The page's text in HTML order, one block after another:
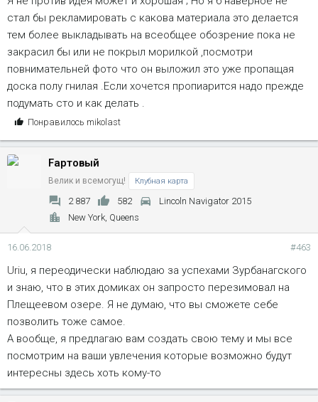
стал бы рекламировать с какова материала это делается
тем более выкладывать на всеобщее обозрение пока не
закрасил бы или не покрыл морилкой ,посмотри
повнимательней фото что он выложил это уже пропащая
доска полу гнилая .Если хочется пропиарится надо прежде
подумать сто и как делать .
С
м
Понравилось mikolast
Fартовый
Велик и всемогущ! Клубная карта
2 887 582
Lincoln Navigator 2015
New York, Queens
16.06.2018 #463
Uriu, я переодически наблюдаю за успехами Зурбанагского
и знаю, что в этих домиках он запросто перезимовал на
Плещеевом озере. Я не думаю, что вы сможете себе
позволить тоже самое.
А вообще, я предлагаю вам создать свою тему и мы все
посмотрим на ваши увлечения которые возможно будут
интересны здесь хоть кому-то